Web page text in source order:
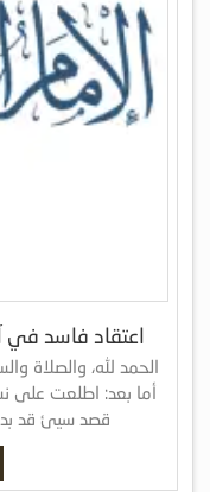
اعتقاد فاسد في
الحمد لله، والصلاة
أما بعد: اطلعت على
قصد سيئ قد